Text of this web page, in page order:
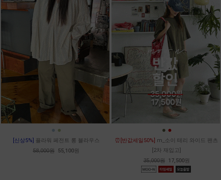
● ●
[신상5%] 플라워 페전트 롱 블라우스
58,000원 55,100원
● ●
⏰[반값세일50%] m_소이 테리 와이드 팬츠
[2차 재입고]
35,000원 17,500원